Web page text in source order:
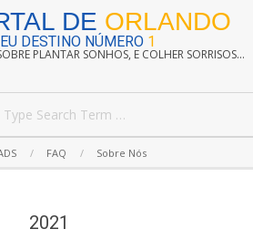
DE ORLANDO
DESTINO NÚMERO 1
PLANTAR SONHOS, E COLHER SORRISOS...
FAQ Sobre Nós
2021